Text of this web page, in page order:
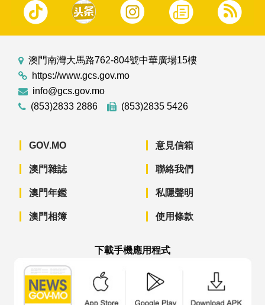
澳門南灣大馬路762-804號中華廣場15樓
https://www.gcs.gov.mo
info@gcs.gov.mo
(853)2833 2886
(853)2835 5426
GOV.MO
澳門雜誌
澳門年鑑
澳門相簿
意見信箱
聯絡我們
私隱聲明
使用條款
下載手機應用程式